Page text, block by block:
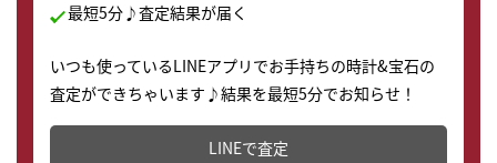
最短5分♪査定結果が届く
いつも使っているLINEアプリでお手持ちの時計&宝石の
査定ができちゃいます♪結果を最短5分でお知らせ！
どこからでもすぐに査定金額を知ることが出来ます。
LINEで査定